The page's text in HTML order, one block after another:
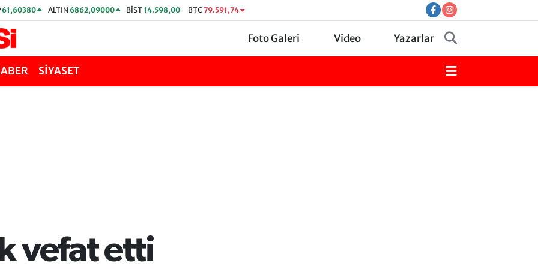
61,60380 ALTIN 6862,09000 BİST14.598,00 BTC 79.591,74
Foto Galeri Video Yazarlar
SİYASET
vefat etti